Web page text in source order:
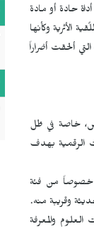
حادة أو مادة
الأثرية وكأنها
ألحقت أضراراً
خاصة في ظل
الرقمية بهدف
خصوصاً من فئة
وقريبة منه.
والمعرفة